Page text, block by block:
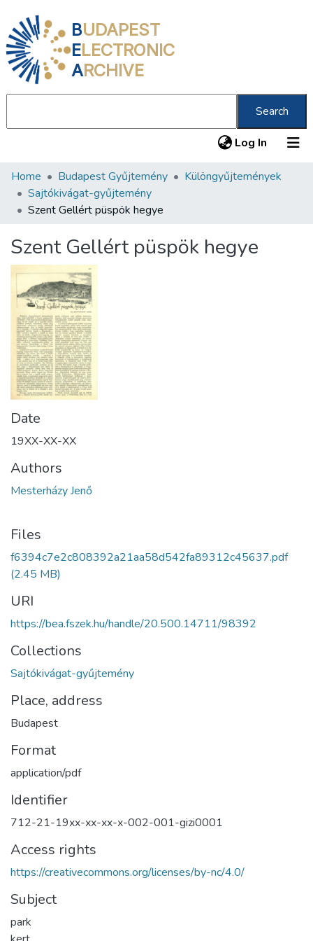
BUDAPEST
ELECTRONIC
ARCHIVE
Search
Log In (current)
Communities & Collections
All of DSpace
About us
Home Budapest Gyűjtemény
Különgyűjtemények
Sajtókivágat-gyűjtemény
Szent Gellért püspök hegye
Szent Gellért püspök hegye
Date
19XX-XX-XX
Authors
Mesterházy Jenő
Files
f6394c7e2c808392a21aa58d542fa89312c45637.pdf
(2.45 MB)
URI
https://bea.fszek.hu/handle/20.500.14711/98392
Collections
Sajtókivágat-gyűjtemény
Place, address
Budapest
Format
application/pdf
Identifier
712-21-19xx-xx-xx-x-002-001-gizi0001
Access rights
https://creativecommons.org/licenses/by-nc/4.0/
Subject
park